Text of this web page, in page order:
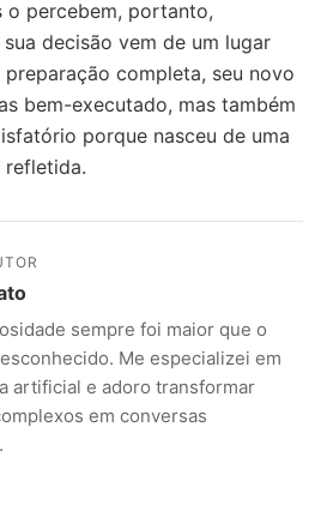
percebem, portanto,
decisão vem de um lugar
completa, seu novo
bem-executado, mas também
porque nasceu de uma
refletida.
sempre foi maior que o
Me especializei em
artificial e adoro transformar
em conversas